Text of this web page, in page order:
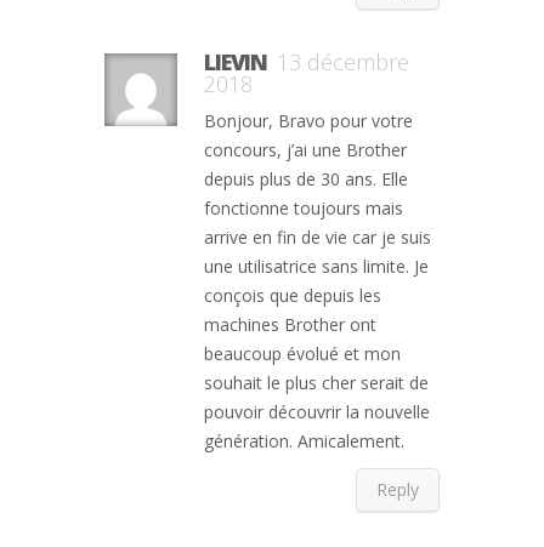
LIEVIN 13 décembre
2018
Bonjour, Bravo pour votre
concours, j’ai une Brother
depuis plus de 30 ans. Elle
fonctionne toujours mais
arrive en fin de vie car je suis
une utilisatrice sans limite. Je
conçois que depuis les
machines Brother ont
beaucoup évolué et mon
souhait le plus cher serait de
pouvoir découvrir la nouvelle
génération. Amicalement.
Reply